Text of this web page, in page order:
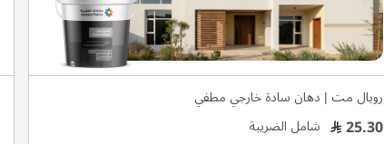
رويال مت | دهان سادة خارجي مطفي
25.30 شامل الضريبة